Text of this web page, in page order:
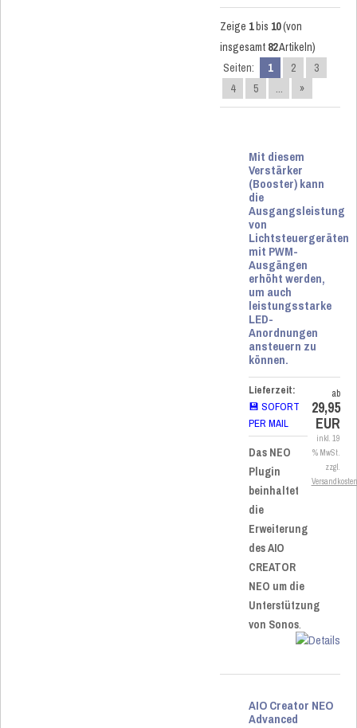
Zeige 1bis 10(von
insgesamt 82Artikeln)
Seiten:
1 2
3
4
5 ... »
Mit diesem
Verstärker
(Booster) kann
die
Ausgangsleistung
von
Lichtsteuergeräten
mit PWM-
Ausgängen
erhöht werden,
um auch
leistungsstarke
LED-
Anordnungen
ansteuern zu
können.
Lieferzeit:
💾 SOFORT
PER MAIL
Das NEO
Plugin
beinhaltet
die
Erweiterung
des AIO
CREATOR
NEO um die
Unterstützung
von Sonos.
ab
29,95
EUR
inkl. 19
% MwSt.
zzgl.
Versandkosten
AIO Creator NEO
Advanced